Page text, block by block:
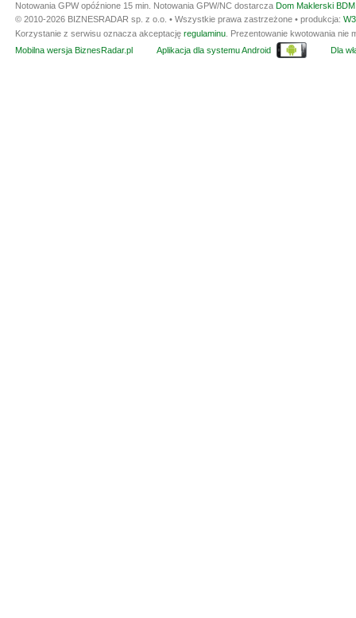
Notowania GPW opóźnione 15 min. Notowania GPW/NC dostarcza Dom Maklerski
© 2010-2026 BIZNESRADAR sp. z o.o. • Wszystkie prawa zastrzeżone • produkcja:
Korzystanie z serwisu oznacza akceptację regulaminu . Prezentowanie kwotowania
Mobilna wersja BiznesRadar.pl
Aplikacja dla systemu Android Dla